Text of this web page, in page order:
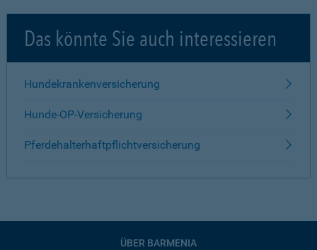
Das könnte Sie auch interessieren
Hundekrankenversicherung
Hunde-OP-Versicherung
Pferdehalterhaftpflichtversicherung
ÜBER BARMENIA